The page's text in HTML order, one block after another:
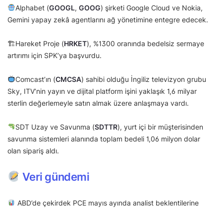
Alphabet (GOOGL, GOOG) şirketi Google Cloud ve Nokia,
Gemini yapay zekâ agentlarını ağ yönetimine entegre edecek.
🏗Hareket Proje (HRKET), %1300 oranında bedelsiz sermaye
artırımı için SPK’ya başvurdu.
Comcast’ın (CMCSA) sahibi olduğu İngiliz televizyon grubu
Sky, ITV’nin yayın ve dijital platform işini yaklaşık 1,6 milyar
sterlin değerlemeyle satın almak üzere anlaşmaya vardı.
SDT Uzay ve Savunma (SDTTR), yurt içi bir müşterisinden
savunma sistemleri alanında toplam bedeli 1,06 milyon dolar
olan sipariş aldı.
Veri gündemi
ABD’de çekirdek PCE mayıs ayında analist beklentilerine